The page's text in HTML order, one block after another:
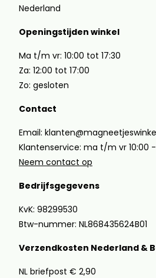
Nederland
Openingstijden winkel
Ma t/m vr: 10:00 tot 17:30
Za: 12:00 tot 17:00
Zo: gesloten
Contact
Email:
Klantenservice: ma t/m vr 10:00 -
Neem contact op
Bedrijfsgegevens
KvK: 98299530
Btw-nummer: NL868435624B01
Verzendkosten Nederland &
NL briefpost € 2,90